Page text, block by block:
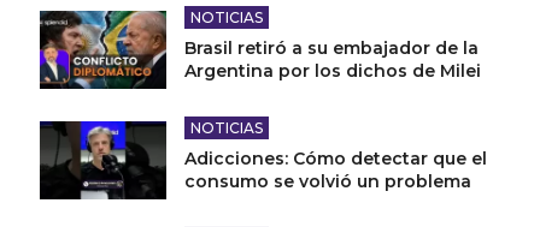
NOTICIAS
Brasil retiró a su embajador de la
Argentina por los dichos de Milei
NOTICIAS
Adicciones: Cómo detectar que el
consumo se volvió un problema